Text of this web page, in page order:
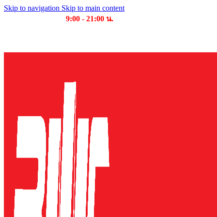
Skip to navigation Skip to main content
9:00 - 21:00 น.